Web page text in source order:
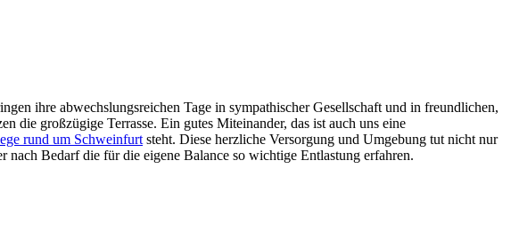
ihre abwechslungsreichen Tage in sympathischer Gesellschaft und in freundlichen,
die großzügige Terrasse. Ein gutes Miteinander, das ist auch uns eine
rund um Schweinfurt steht. Diese herzliche Versorgung und Umgebung tut nicht nur
nach Bedarf die für die eigene Balance so wichtige Entlastung erfahren.